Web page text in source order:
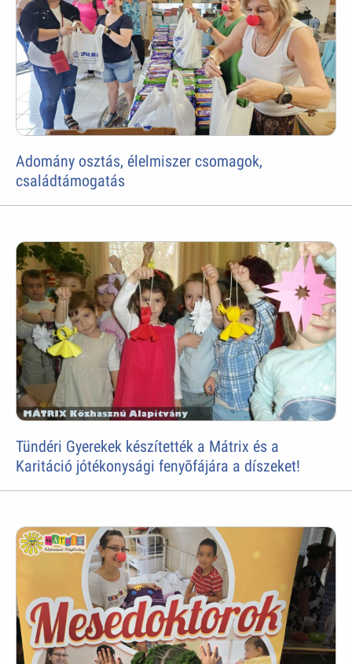
Adomány osztás, élelmiszer csomagok,
családtámogatás
Tündéri Gyerekek készítették a Mátrix és a
Karitáció jótékonysági fenyõfájára a díszeket!